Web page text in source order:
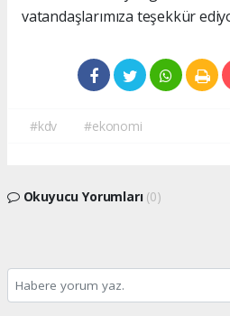
vatandaşlarımıza teşekkür
#kdv #ekonomi
Okuyucu Yorumları (0)